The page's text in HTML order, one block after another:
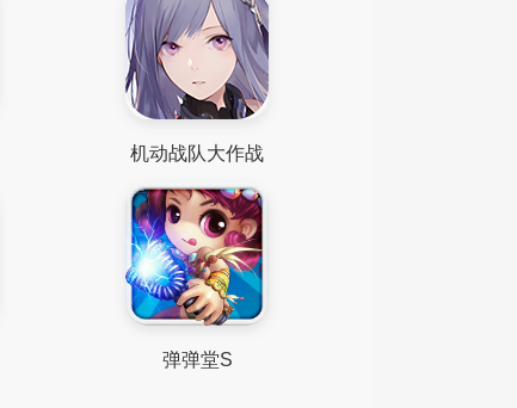
机动战队大作战
弹弹堂S